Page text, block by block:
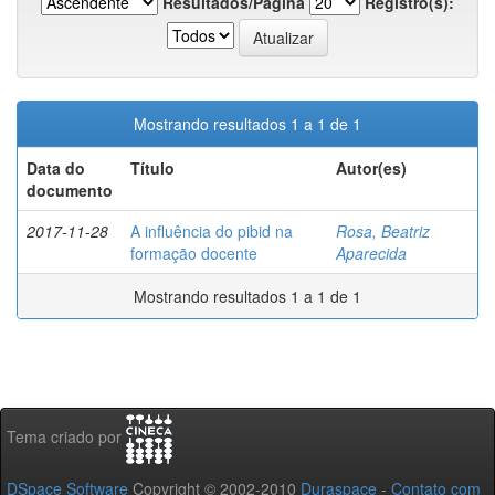
Mostrando resultados 1 a 1 de 1
Data do
documento
Título Autor(es)
2017-11-28
A influência do pibid na
formação docente
Rosa, Beatriz
Aparecida
Mostrando resultados 1 a 1 de 1
Tema criado por
DSpace Software Copyright © 2002-2010 Duraspace - Contato com